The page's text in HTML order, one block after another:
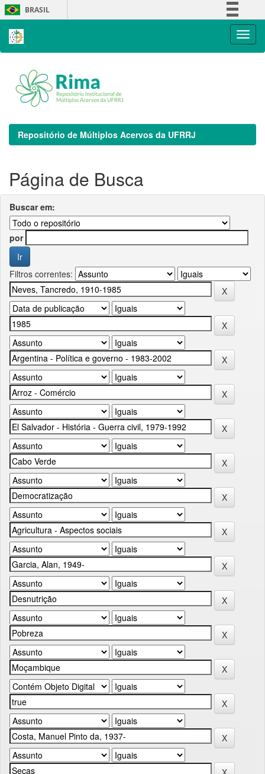
Skip
navigation
BRASIL
Repositório de Múltiplos Acervos da UFRRJ
Página de Busca
Buscar em:
por
Filtros correntes: